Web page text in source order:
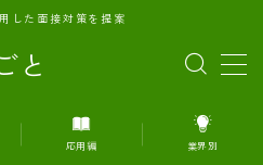
と
した面接対策を提案
か？ 応用編 業界別